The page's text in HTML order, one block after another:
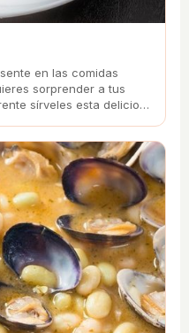
en las comidas
sorprender a tus
sírveles esta deliciosa